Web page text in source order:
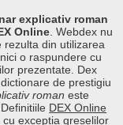
explicativ roman
Online. Webdex nu
rezulta din utilizarea
o raspundere cu
prezentate. Dex
de prestigiu
roman este
DEX Online
exceptia greselilor